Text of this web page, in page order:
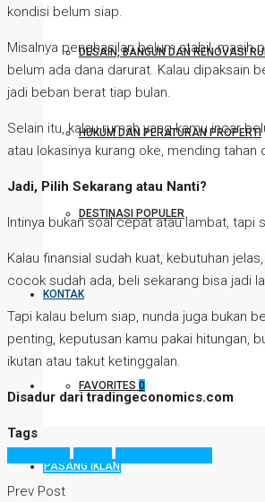
DESAIN, BANGUN DAN RENOVASI
HUKUM DAN PERATURAN PROPERTI
DESTINASI POPULER
KONTAK
FAVORITES 0
PASANG IKLAN
kondisi belum siap.
Misalnya penghasilan belum stabil, masih
belum ada dana darurat. Kalau dipaksain
jadi beban berat tiap bulan.
Selain itu, kalau rumah yang kamu incar
atau lokasinya kurang oke, mending tahan
Jadi, Pilih Sekarang atau Nanti?
Intinya bukan soal cepat atau lambat, tapi
Kalau finansial sudah kuat, kebutuhan
cocok sudah ada, beli sekarang bisa jadi
Tapi kalau belum siap, nunda juga bukan
penting, keputusan kamu pakai hitungan,
ikutan atau takut ketinggalan.
Disadur dari tradingeconomics.com
Tags
Prev Post